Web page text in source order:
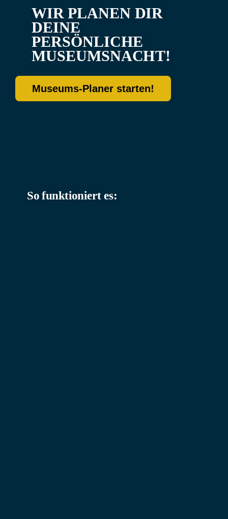
WIR PLANEN DIR
DEINE
PERSÖNLICHE
MUSEUMSNACHT!
Museums-Planer starten!
So funktioniert es: